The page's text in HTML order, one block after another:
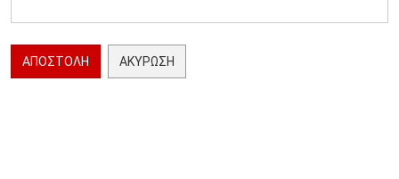
ΑΠΟΣΤΟΛΉ ΑΚΎΡΩΣΗ